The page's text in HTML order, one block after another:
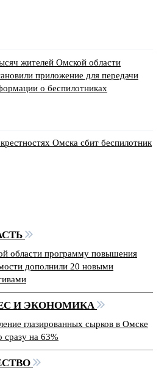
жителей Омской области
приложение для передачи
о беспилотниках
Омска сбит беспилотник
области программу повышения
дополнили 20 новыми
И ЭКОНОМИКА
глазированных сырков в Омске
сразу на 63%